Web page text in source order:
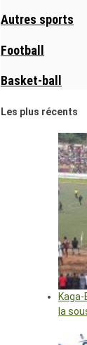
Autres sports
Football
Basket-ball
Les plus récents
la